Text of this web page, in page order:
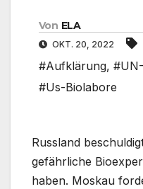
Von ELA
OKT. 20, 2022
#Aufklärung,
#Us-Biolabore
Russland
gefährliche
haben. Moskau